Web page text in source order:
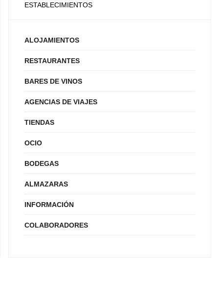
ESTABLECIMIENTOS
ALOJAMIENTOS
RESTAURANTES
BARES DE VINOS
AGENCIAS DE VIAJES
TIENDAS
OCIO
BODEGAS
ALMAZARAS
INFORMACIÓN
COLABORADORES